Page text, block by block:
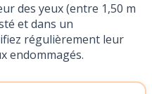
des yeux (entre 1,50 m
et dans un
régulièrement leur
endommagés.